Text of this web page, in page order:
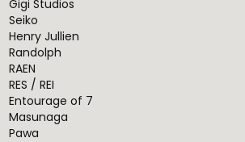
Gigi Studios
Seiko
Henry Jullien
Randolph
RAEN
RES / REI
Entourage of 7
Masunaga
Pawa